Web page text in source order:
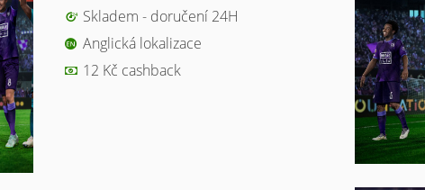
Skladem - doručení 24H
Anglická lokalizace
12 Kč cashback